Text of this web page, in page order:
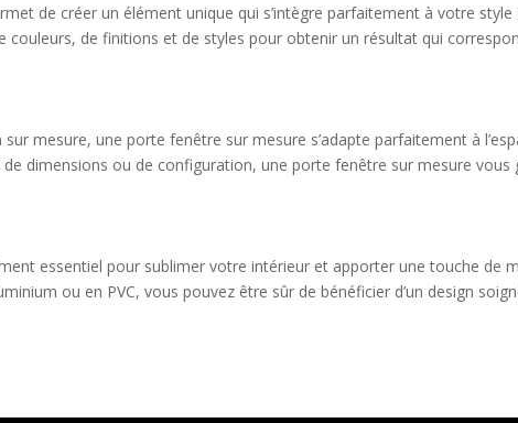
de créer un élément unique qui s’intègre parfaitement à votre
couleurs, de finitions et de styles pour obtenir un résultat qui
mesure, une porte fenêtre sur mesure s’adapte parfaitement à
dimensions ou de configuration, une porte fenêtre sur mesure
essentiel pour sublimer votre intérieur et apporter une touche de
ou en PVC, vous pouvez être sûr de bénéficier d’un design